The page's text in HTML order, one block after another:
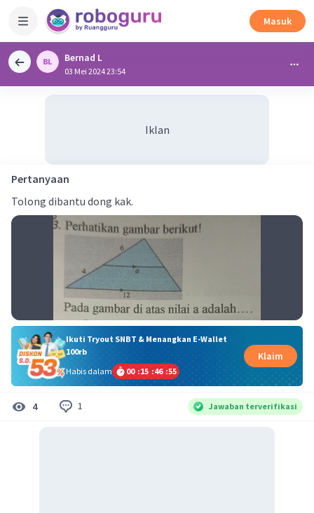
Masuk
Bernad L
03 Mei 2024 23:54
Iklan
Pertanyaan
Tolong dibantu dong kak.
Ikuti Tryout SNBT & Menangkan E-Wallet
100rb
Habis dalam
00 :15 :46 :54
Klaim
4 1 Jawaban terverifikasi